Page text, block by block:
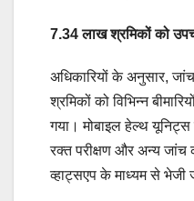
7.34 लाख श्रमिकों को
अधिकारियों के अनुसार,
श्रमिकों को विभिन्न
गया। मोबाइल हेल्थ यूनिट्स
रक्त परीक्षण और अन्य जांच
व्हाट्सएप के माध्यम से भेजी